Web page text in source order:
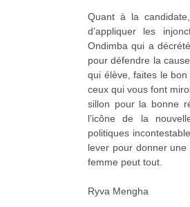
Quant à la
d’appliquer les
Ondimba qui a
pour défendre la
qui élève, faites le
ceux qui vous font
sillon pour la bonne
l’icône de la
politiques
lever pour donner
femme peut tout.
Ryva Mengha